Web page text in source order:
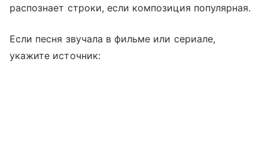
распознает строки, если композиция популярная.
Если песня звучала в фильме или сериале,
укажите источник: